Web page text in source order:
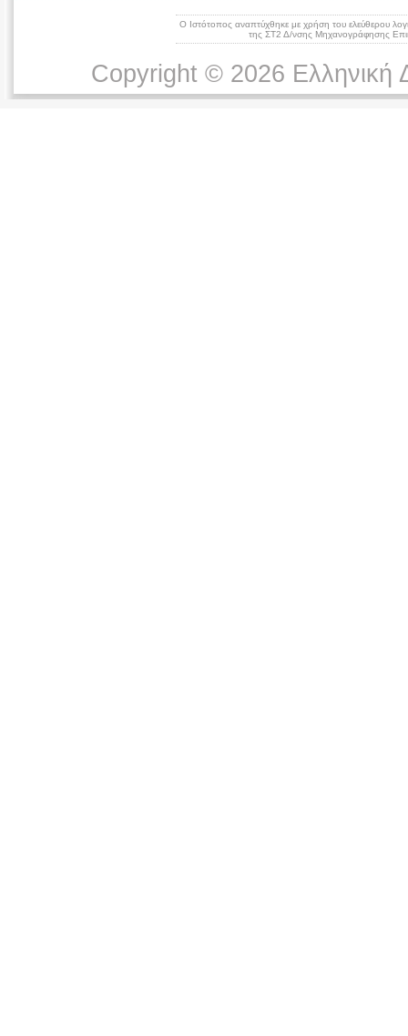
Ο Ιστότοπος αναπτύχθηκε με χρήση του ελεύθερου
της ΣΤ2 Δ/νσης Μηχανογράφησης
Copyright © 2026